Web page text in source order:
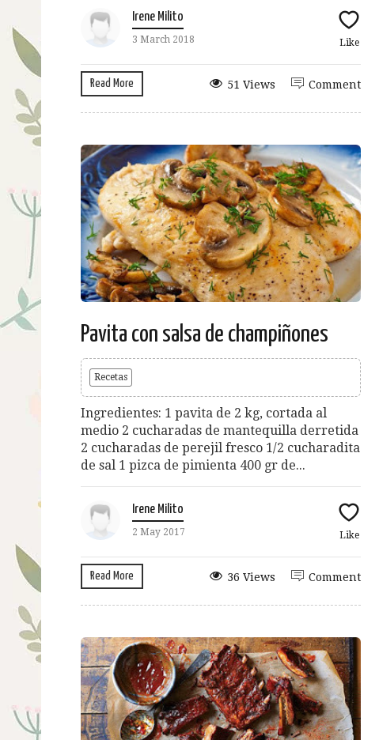
Irene Milito
3 March 2018 Like
Read More Comment
51 Views
Pavita con salsa de champiñones
Recetas
Ingredientes: 1 pavita de 2 kg, cortada al
medio 2 cucharadas de mantequilla derretida
2 cucharadas de perejil fresco 1/2 cucharadita
de sal 1 pizca de pimienta 400 gr de...
Irene Milito
2 May 2017 Like
Read More Comment
36 Views